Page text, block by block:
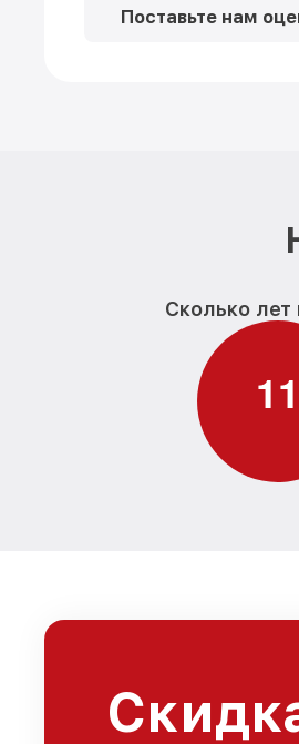
Поставьте нам
Сколько лет
11